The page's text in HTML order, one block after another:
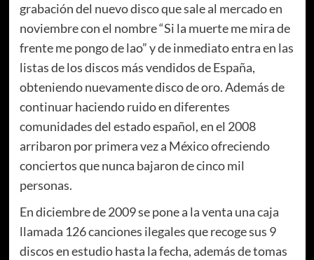
grabación del nuevo disco que sale al mercado en
noviembre con el nombre “Si la muerte me mira de
frente me pongo de lao” y de inmediato entra en las
listas de los discos más vendidos de España,
obteniendo nuevamente disco de oro. Además de
continuar haciendo ruido en diferentes
comunidades del estado español, en el 2008
arribaron por primera vez a México ofreciendo
conciertos que nunca bajaron de cinco mil
personas.
En diciembre de 2009 se pone a la venta una caja
llamada 126 canciones ilegales que recoge sus 9
discos en estudio hasta la fecha, además de tomas